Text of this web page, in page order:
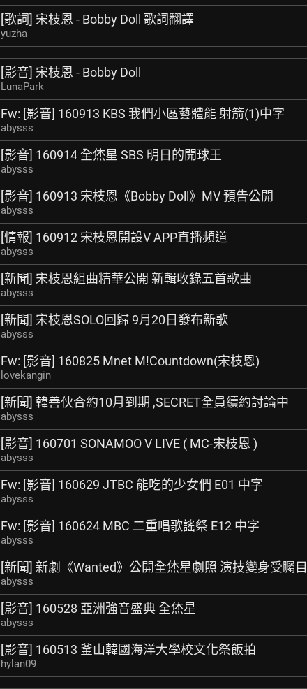
[歌詞] 宋枝恩 - Bobby Doll 歌詞翻譯
yuzha
[影音] 宋枝恩 - Bobby Doll
LunaPark
Fw: [影音] 160913 KBS 我們小區藝體能 射箭(1)中字
abysss
[影音] 160914 全烋星 SBS 明日的開球王
abysss
[影音] 160913 宋枝恩《Bobby Doll》MV 預告公開
abysss
[情報] 160912 宋枝恩開設V APP直播頻道
abysss
[新聞] 宋枝恩組曲精華公開 新輯收錄五首歌曲
abysss
[新聞] 宋枝恩SOLO回歸 9月20日發布新歌
abysss
Fw: [影音] 160825 Mnet M!Countdown(宋枝恩)
lovekangin
[新聞] 韓善伙合約10月到期 ,SECRET全員續約討論中
abysss
[影音] 160701 SONAMOO V LIVE ( MC-宋枝恩 )
abysss
Fw: [影音] 160629 JTBC 能吃的少女們 E01 中字
abysss
Fw: [影音] 160624 MBC 二重唱歌謠祭 E12 中字
abysss
[新聞] 新劇《Wanted》公開全烋星劇照 演技變身受矚目
abysss
[影音] 160528 亞洲強音盛典 全烋星
abysss
[影音] 160513 釜山韓國海洋大學校文化祭飯拍
hylan09